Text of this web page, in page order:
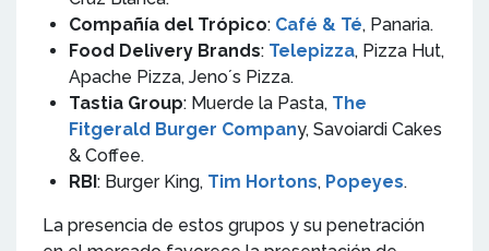
Compañía del Trópico: Café & Té, Panaria.
Food Delivery Brands: Telepizza, Pizza Hut,
Apache Pizza, Jeno´s Pizza.
Tastia Group: Muerde la Pasta, The
Fitgerald Burger Company, Savoiardi Cakes
& Coffee.
RBI: Burger King, Tim Hortons, Popeyes.
La presencia de estos grupos y su penetración